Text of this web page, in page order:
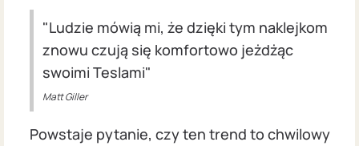
"Ludzie mówią mi, że dzięki tym naklejkom
znowu czują się komfortowo jeżdżąc
swoimi Teslami"
Matt Giller
Powstaje pytanie, czy ten trend to chwilowy